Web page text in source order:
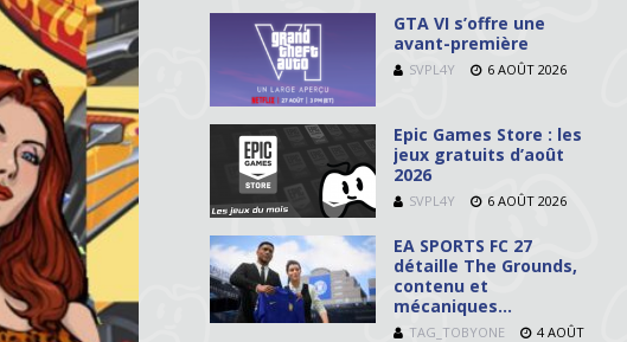
GTA VI s’offre une
avant-première
SVPL4Y 6 AOÛT 2026
Epic Games Store : les
jeux gratuits d’août
2026
SVPL4Y 6 AOÛT 2026
EA SPORTS FC 27
détaille The Grounds,
contenu et
mécaniques…
TAG_TOBYONE
4 AOÛT